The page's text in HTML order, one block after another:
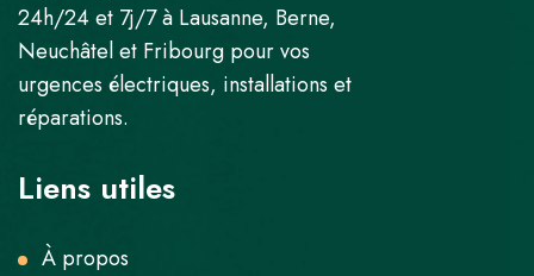
24h/24 et 7j/7 à Lausanne, Berne,
Neuchâtel et Fribourg pour vos
urgences électriques, installations et
réparations.
Liens utiles
À propos